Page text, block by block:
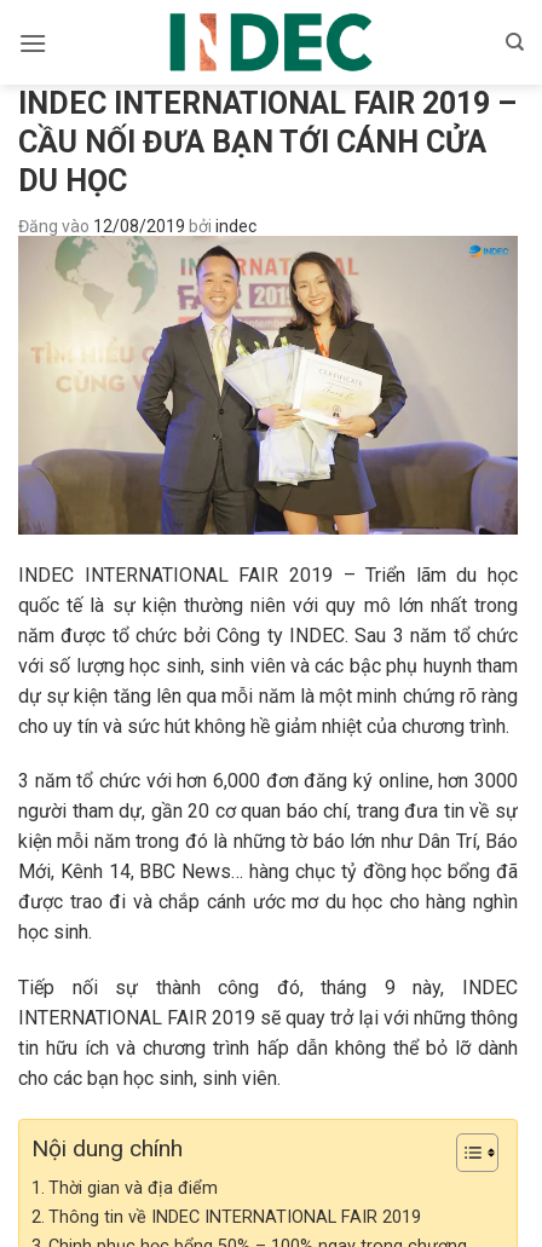
qua
dungINDEC INTERNATIONAL FAIR 2019 –
CẦU NỐI ĐƯA BẠN TỚI CÁNH CỬA
DU HỌC
Đăng vào 12/08/2019 bởi indec
INDEC INTERNATIONAL FAIR 2019 – Triển lãm du học
quốc tế là sự kiện thường niên với quy mô lớn nhất trong
năm được tổ chức bởi Công ty INDEC. Sau 3 năm tổ chức
với số lượng học sinh, sinh viên và các bậc phụ huynh tham
dự sự kiện tăng lên qua mỗi năm là một minh chứng rõ ràng
cho uy tín và sức hút không hề giảm nhiệt của chương trình.
3 năm tổ chức với hơn 6,000 đơn đăng ký online, hơn 3000
người tham dự, gần 20 cơ quan báo chí, trang đưa tin về sự
kiện mỗi năm trong đó là những tờ báo lớn như Dân Trí, Báo
Mới, Kênh 14, BBC News… hàng chục tỷ đồng học bổng đã
được trao đi và chắp cánh ước mơ du học cho hàng nghìn
học sinh.
Tiếp nối sự thành công đó, tháng 9 này, INDEC
INTERNATIONAL FAIR 2019 sẽ quay trở lại với những thông
tin hữu ích và chương trình hấp dẫn không thể bỏ lỡ dành
cho các bạn học sinh, sinh viên.
Nội dung chính
Thời gian và địa điểm
Thông tin về INDEC INTERNATIONAL FAIR 2019